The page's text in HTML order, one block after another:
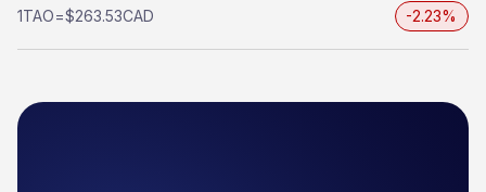
1TAO=$263.53CAD -2.23%